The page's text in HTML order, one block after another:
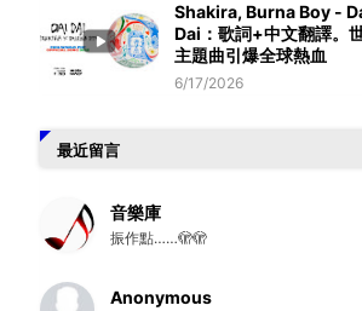
Shakira, Burna Boy -
Dai：歌詞+中文翻譯。
主題曲引爆全球熱血
6/17/2026
最近留言
音樂庫
振作點……🫣🫣
Anonymous